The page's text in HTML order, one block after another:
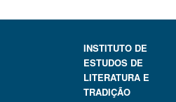
INSTITUTO DE
ESTUDOS DE
LITERATURA E
TRADIÇÃO